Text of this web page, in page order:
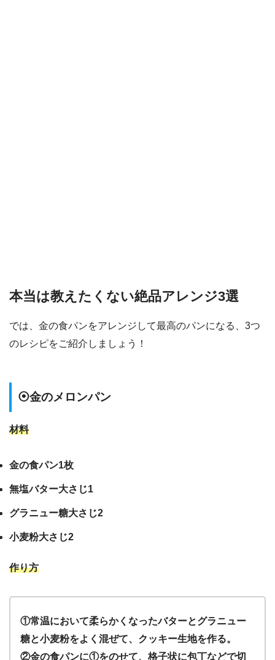
本当は教えたくない絶品アレンジ3選
では、金の食パンをアレンジして最高のパンになる、3つ
のレシピをご紹介しましょう！
⦿金のメロンパン
材料
金の食パン1枚
無塩バター大さじ1
グラニュー糖大さじ2
小麦粉大さじ2
作り方
①常温において柔らかくなったバターとグラニュー
糖と小麦粉をよく混ぜて、クッキー生地を作る。
②金の食パンに①をのせて、格子状に包丁などで切